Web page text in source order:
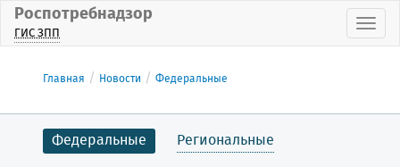
Роспотребнадзор
ГИС ЗПП
Главная Новости Федеральные
Федеральные Региональные